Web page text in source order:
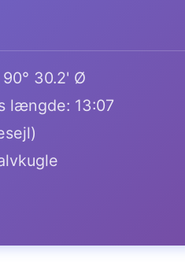
30.2' Ø
længde: 13:07